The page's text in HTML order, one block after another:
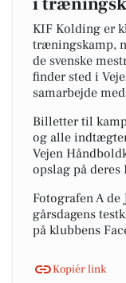
KIF Kolding er
træningskamp,
de svenske
finder sted i
samarbejde
Billetter til
og alle
Vejen
opslag på deres
Fotografen A
gårsdagens
på klubbens
Kopiér link